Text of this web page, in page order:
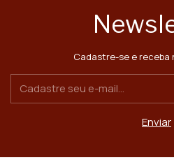
Cadastre-se e receba